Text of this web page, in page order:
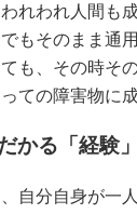
れわれ人間も
もそのまま通
も、その時そ
ての障害物に
かる「経験
自分自身が一